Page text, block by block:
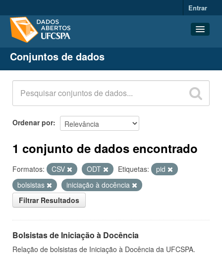
Entrar
Conjuntos de dados
Organizações
Grupos
Sobre
Conjuntos de dados
Ordenar por
1 conjunto de dados encontrado
Formatos: CSV ODT Etiquetas:
pid
bolsistas
iniciação à docência
Filtrar Resultados
Bolsistas de Iniciação à Docência
Relação de bolsistas de Iniciação à Docência da UFCSPA.